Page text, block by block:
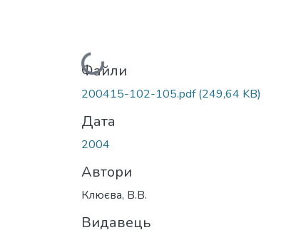
Вантажиться...
Файли
200415-102-105.pdf(249,64 KB)
Дата
2004
Автори
Клюєва, В.В.
Видавець